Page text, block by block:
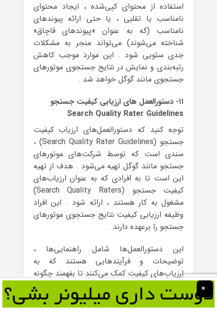
استفاده از محتوای کپی‌شده ، ایجاد محتوای
نامناسب یا تقلبی ، یا حتی ارائه پیوندهای
نامناسب (که به عنوان «پیوند‌های قاچاق»
شناخته می‌شوند) می‌تواند منجر به مشکلات
جدی سئویی شود . این موارد موجب کاهش
رتبه‌بندی و نمایش در نتایج جستجوی موتورهای
جستجوی مانند گوگل خواهد شد .
۱۱- دستورالعمل های ارزیابی کیفیت جستجو
Search Quality Rater Guidelines
توجه کنید که دستورالعمل‌های ارزیاب کیفیت
جستجو (Search Quality Rater Guidelines) ،
سندی است که توسط شرکت‌های موتورهای
جستجو مانند گوگل تهیه می‌شود . هدف از تهیه
این است تا به افرادی که به عنوان ارزیاب‌های
کیفیت جستجو (Search Quality Raters)
مشغول به کار هستند ، ارائه ‌شود . این افراد
وظیفه ارزیابی کیفیت نتایج جستجوی موتورهای
جستجو را برعهده دارند .
این دستورالعمل‌ها شامل راهنمایی‌ها ،
توضیحات و فرآیندهایی هستند که به
ارزیاب‌های کیفیت کمک می‌کنند تا بفهمند چگونه
کیفیت نتایج جستجوی موتورهای جستجو بر
اساس معیارهای مشخصی ارزیابی شود . این
×